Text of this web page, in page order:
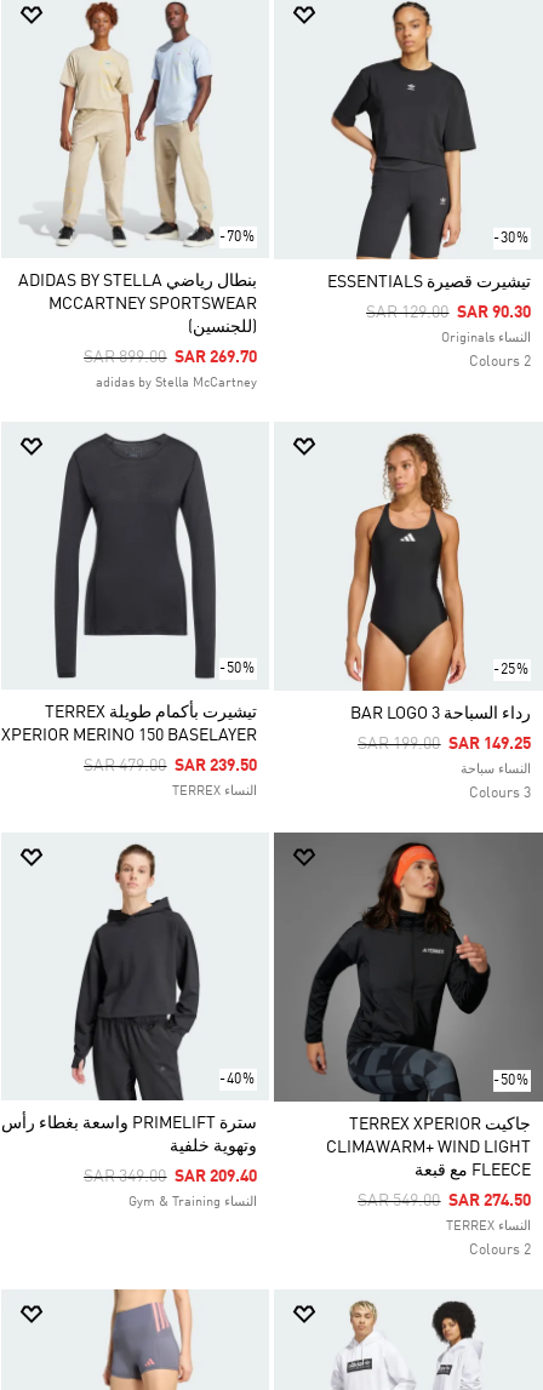
-30%
تيشيرت قصيرة ESSENTIALS
Price Reduced From
SAR 129.00ToSAR 90.30
النساء Originals
2 Colours
-70%
بنطال رياضي ADIDAS BY STELLA
MCCARTNEY SPORTSWEAR
(للجنسين)
Price Reduced From
SAR 899.00ToSAR 269.70
adidas by Stella McCartney
-25%
رداء السباحة 3 BAR LOGO
Price Reduced From
SAR 199.00ToSAR 149.25
النساء سباحة
3 Colours
-50%
تيشيرت بأكمام طويلة TERREX
XPERIOR MERINO 150 BASELAYER
Price Reduced From
SAR 479.00ToSAR 239.50
النساء TERREX
-50%
جاكيت TERREX XPERIOR
CLIMAWARM+ WIND LIGHT
FLEECE مع قبعة
Price Reduced From
SAR 549.00ToSAR 274.50
النساء TERREX
2 Colours
-40%
سترة PRIMELIFT واسعة بغطاء رأس
وتهوية خلفية
Price Reduced From
SAR 349.00ToSAR 209.40
النساء Gym & Training